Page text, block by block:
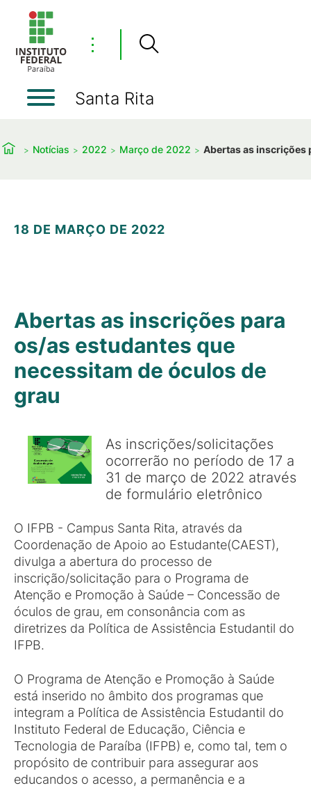
⋮
Santa Rita
Notícias 2022 Março de 2022 Abertas as inscrições
18 DE MARÇO DE 2022
Abertas as inscrições para
os/as estudantes que
necessitam de óculos de
grau
As inscrições/solicitações
ocorrerão no período de 17 a
31 de março de 2022 através
de formulário eletrônico
O IFPB - Campus Santa Rita, através da
Coordenação de Apoio ao Estudante(CAEST),
divulga a abertura do processo de
inscrição/solicitação para o Programa de
Atenção e Promoção à Saúde – Concessão de
óculos de grau, em consonância com as
diretrizes da Política de Assistência Estudantil do
IFPB.
O Programa de Atenção e Promoção à Saúde
está inserido no âmbito dos programas que
integram a Política de Assistência Estudantil do
Instituto Federal de Educação, Ciência e
Tecnologia de Paraíba (IFPB) e, como tal, tem o
propósito de contribuir para assegurar aos
educandos o acesso, a permanência e a